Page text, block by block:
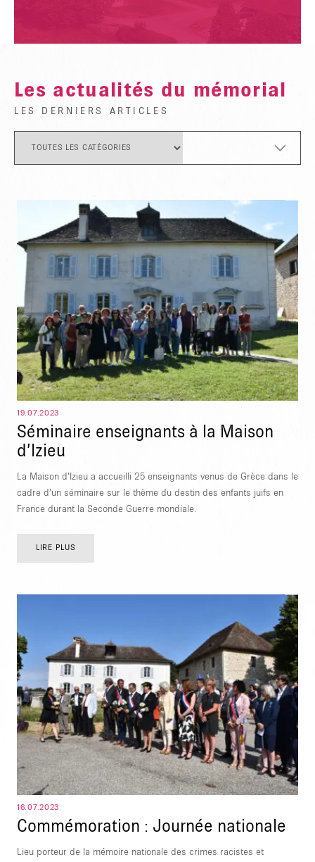
TAPER ENTRER POUR RECHERCHER OU ESC POUR FERMER
Les actualités du mémorial
LES DERNIERS ARTICLES
19.07.2023
Séminaire enseignants à la Maison
d’Izieu
La Maison d’Izieu a accueilli 25 enseignants venus de Grèce dans le
cadre d’un séminaire sur le thème du destin des enfants juifs en
France durant la Seconde Guerre mondiale.
LIRE PLUS
16.07.2023
Commémoration : Journée nationale
Lieu porteur de la mémoire nationale des crimes racistes et